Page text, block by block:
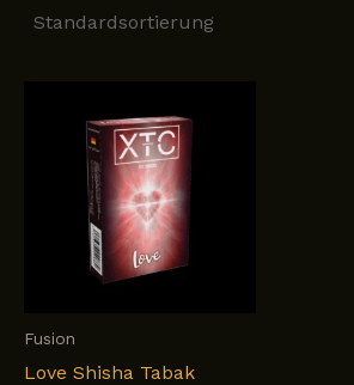
Fusion
Love Shisha Tabak